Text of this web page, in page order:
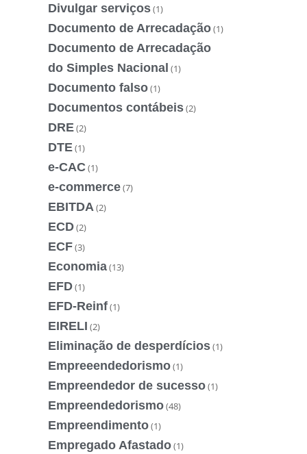
Divulgar serviços(1)
Documento de Arrecadação(1)
Documento de Arrecadação
do Simples Nacional (1)
Documento falso(1)
Documentos contábeis(2)
DRE(2)
DTE(1)
e-CAC(1)
e-commerce(7)
EBITDA (2)
ECD(2)
ECF(3)
Economia(13)
EFD(1)
EFD-Reinf(1)
EIRELI (2)
Eliminação de desperdícios(1)
Empreeendedorismo(1)
Empreendedor de sucesso(1)
Empreendedorismo(48)
Empreendimento(1)
Empregado Afastado(1)